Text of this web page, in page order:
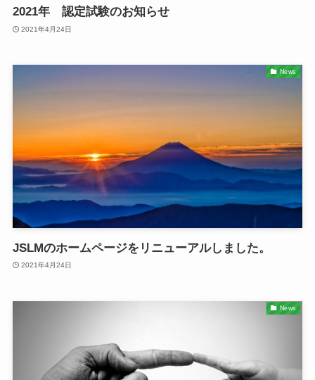
2021年 認定試験のお知らせ
2021年4月24日
News
JSLMのホームページをリニューアルしました。
2021年4月24日
News